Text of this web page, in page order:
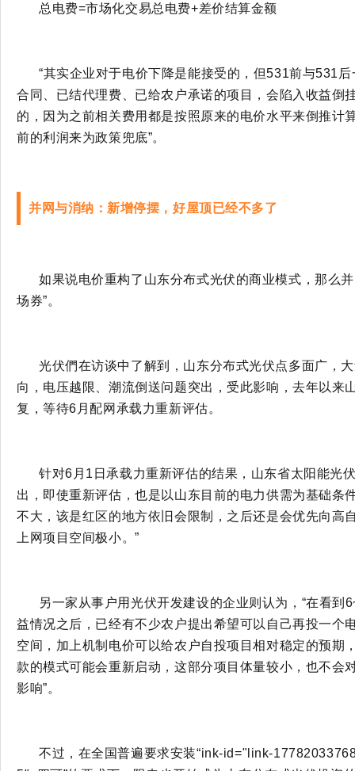
总电费=市场化交易总电费+差价结算金额
“其实企业对于电价下降是能接受的，但531前与531
合同、已结代理费、已给农户承诺的项目，会陷入收益倒
的，因为之前相关费用都是按照原来的电价水平来倒推计
前的利润来为政策兜底”。
并网与消纳：新增停摆，好屋顶已经不多了
如果说电价重构了山东分布式光伏的商业模式，那么
场券”。
光伏們在访谈中了解到，山东分布式光伏点多面广，
向，电压越限、潮流倒送问题突出，受此影响，去年以来
复，等待6月配网承载力重新评估。
针对6月1日承载力重新评估的结果，山东省太阳能光
出，即使重新评估，也是以山东目前的电力供需为基础条
不大，该是红区的地方依旧会限制，之后还是会优先向高
上网项目空间极小。”
另一家从事户用光伏开发建设的企业则认为， “在看到
益情况之后，已经有不少农户提出希望可以自己再投一个
空间，加上机制电价可以给农户自投项目相对稳定的预期
款的模式可能会重新启动，这部分项目体量较小，也不会
影响”。
不过，在全国普遍要求安装“ink-id="l ink-